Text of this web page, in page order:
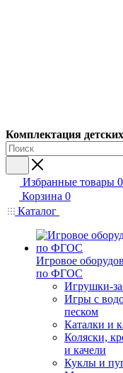
Комплектация
Избранные товары 0
Корзина 0
Каталог
Игровое
по ФГОС
Игрушки-
Игры с
песком
Каталки и
Коляски,
и качели
Куклы и